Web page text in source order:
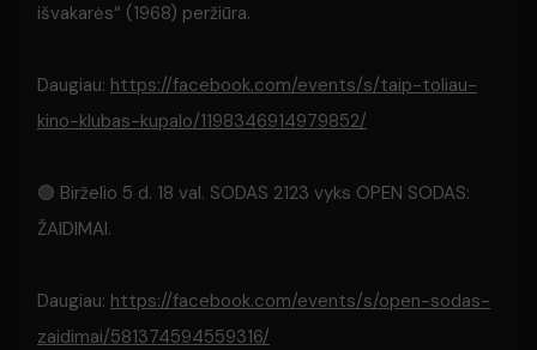
išvakarės“ (1968) peržiūra.
Daugiau: https://facebook.com/events/s/taip-toliau-
kino-klubas-kupalo/1198346914979852/
🟢 Birželio 5 d. 18 val. SODAS 2123 vyks OPEN SODAS:
ŽAIDIMAI.
Daugiau: https://facebook.com/events/s/open-sodas-
zaidimai/581374594559316/